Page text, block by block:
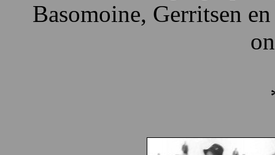
Basomoine, Gerritsen